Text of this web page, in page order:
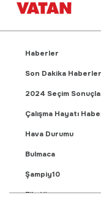
Haberler
Son Dakika
2024 Seçim
Çalışma Hayatı
Hava Durumu
Bulmaca
Şampiy10
Fikstür